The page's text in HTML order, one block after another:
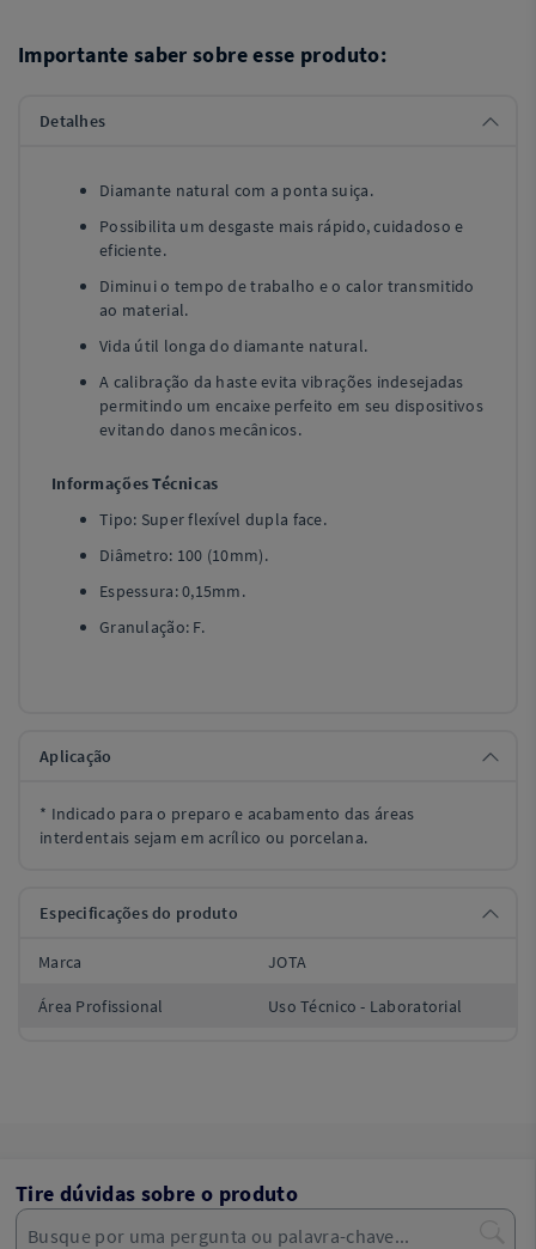
Importante saber sobre esse produto:
Detalhes
Diamante natural com a ponta suiça.
Possibilita um desgaste mais rápido, cuidadoso e
eficiente.
Diminui o tempo de trabalho e o calor transmitido
ao material.
Vida útil longa do diamante natural.
A calibração da haste evita vibrações indesejadas
permitindo um encaixe perfeito em seu dispositivos
evitando danos mecânicos.
Informações Técnicas
Tipo: Super flexível dupla face.
Diâmetro: 100 (10mm).
Espessura: 0,15mm.
Granulação: F.
Aplicação
* Indicado para o preparo e acabamento das áreas
interdentais sejam em acrílico ou porcelana.
Especificações do produto
Marca JOTA
Área Profissional Uso Técnico - Laboratorial
Tire dúvidas sobre o produto